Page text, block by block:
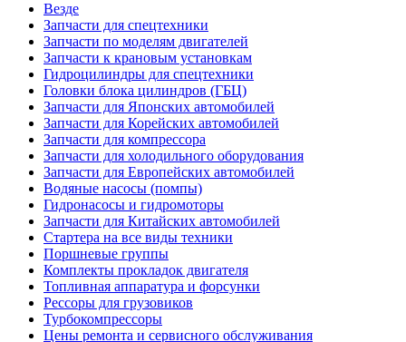
Везде
Запчасти для спецтехники
Запчасти по моделям двигателей
Запчасти к крановым установкам
Гидроцилиндры для спецтехники
Головки блока цилиндров (ГБЦ)
Запчасти для Японских автомобилей
Запчасти для Корейских автомобилей
Запчасти для компрессора
Запчасти для холодильного оборудования
Запчасти для Европейских автомобилей
Водяные насосы (помпы)
Гидронасосы и гидромоторы
Запчасти для Китайских автомобилей
Стартера на все виды техники
Поршневые группы
Комплекты прокладок двигателя
Топливная аппаратура и форсунки
Рессоры для грузовиков
Турбокомпрессоры
Цены ремонта и сервисного обслуживания